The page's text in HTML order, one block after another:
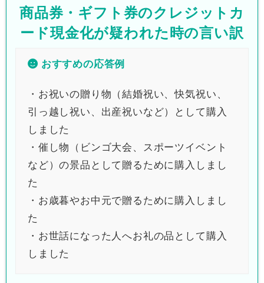
商品券・ギフト券のクレジットカ
ード現金化が疑われた時の言い訳
おすすめの応答例
・お祝いの贈り物（結婚祝い、快気祝い、
引っ越し祝い、出産祝いなど）として購入
しました
・催し物（ビンゴ大会、スポーツイベント
など）の景品として贈るために購入しまし
た
・お歳暮やお中元で贈るために購入しまし
た
・お世話になった人へお礼の品として購入
しました